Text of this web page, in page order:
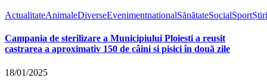
ActualitateAnimaleDiverseEvenimentnationalSănătateSocialSportȘtiri
Campania de sterilizare a Municipiului Ploiesti a reusit
castrarea a aproximativ 150 de câini si pisici în două zile
18/01/2025